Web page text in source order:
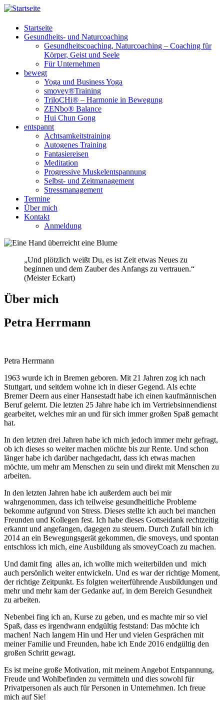
Startseite
Gesundheits- und Naturcoaching
Gesundheitscoaching, Naturcoaching – Coaching für
Körper, Geist und Seele
Für Unternehmen
bewegt
Yoga und Business Yoga
smovey®Training
TriloCHi® – Harmonie in Bewegung
ZENbo® Balance
Hui Chun Gong
entspannt
Achtsamkeitstraining
Autogenes Training
Fantasiereisen
Meditation
Progressive Muskelentspannung
Selbst- und Zeitmanagement
Stressmanagement
Termine
Über mich
Kontakt
Anmeldung
„Und plötzlich weißt Du, es ist Zeit etwas Neues zu
beginnen und dem Zauber des Anfangs zu vertrauen.“
(Meister Eckart)
Über mich
Petra Herrmann
Petra Herrmann
1963 wurde ich in Bremen geboren. Mit 21 Jahren zog ich nach
Stuttgart, und seitdem wohne ich in dieser Gegend. Als echte
Bremer Deern aus einer Hansestadt habe ich einen kaufmännischen
Beruf gelernt. Die letzten 25 Jahre habe ich im Vertriebsinnendienst
gearbeitet, welches mir an und für sich immer großen Spaß gemacht
hat.
In den letzten drei Jahren habe ich mich jedoch immer mehr gefragt,
ob ich dieses so weiter machen möchte bis zur Rente. Und schon
länger habe ich darüber nachgedacht, dass ich etwas machen
möchte, um mehr am Menschen zu sein und direkt mit Menschen zu
arbeiten.
In den letzten Jahren habe ich außerdem auch bei mir
wahrgenommen, dass ich teilweise gesundheitliche Probleme
bekomme aufgrund von Stress. Dieses stellte ich auch bei manchen
Freunden und Kollegen fest. Ich habe dieses Gottseidank rechtzeitig
erkannt und angefangen, dagegen zu steuern. Durch Zufall bin ich
2014 an ein Bewegungsgerät gekommen, die smoveys, und spontan
entschloss ich mich, eine Ausbildung als smoveyCoach zu machen.
Und damit fing alles an, ich wollte mich weiterbilden und mich
auch persönlich weiter entwickeln. Und es war der richtige Moment,
der richtige Zeitpunkt. Es folgten weiterführende Ausbildungen und
mehr und mehr kam der Gedanke auf, in dem Bereich Gesundheit
zu arbeiten.
Nebenbei fing ich an, Kurse zu geben, und es machte mir so viel
Spaß, dass es irgendwann endgültig feststand: Das möchte ich
machen! Nach langem Hin und Her und vielen Gesprächen mit
meiner Familie und Freunden, habe ich Ende 2016 endgültig den
großen Schritt gewagt.
Es ist meine große Motivation, mit meinem Angebot Entspannung,
Freude und Wohlbefinden zu vermitteln und dies sowohl für
Privatpersonen als auch für Personen in Unternehmen. Ich freue
mich auf Sie!